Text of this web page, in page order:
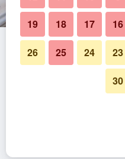
بيسا
16
17
18
19
23
24
25
26
30